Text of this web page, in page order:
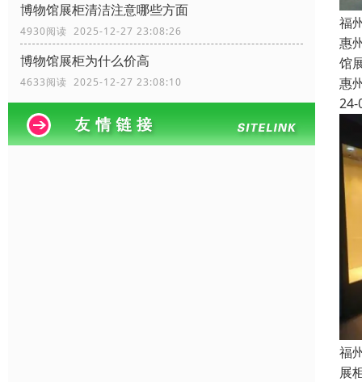
博物馆展柜清洁注意哪些方面
4930阅读 2025-12-27 23:08:26
博物馆展柜为什么价高
4633阅读 2025-12-27 23:08:10
福
惠
馆
惠
24-
福
展